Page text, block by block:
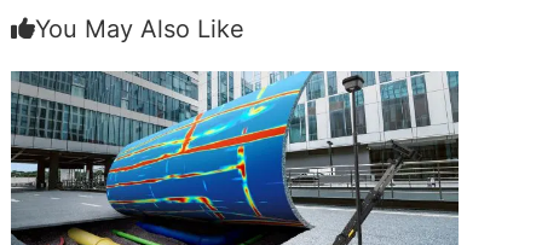
You May Also Like